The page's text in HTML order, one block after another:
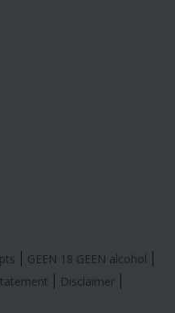
GEEN 18 GEEN alcohol
Disclaimer